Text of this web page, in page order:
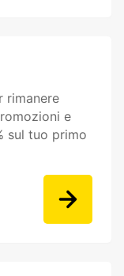
rimanere
e
sul tuo primo